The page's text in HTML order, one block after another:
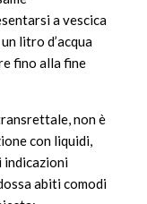
a vescica
litro d’acqua
fino alla fine
non è
con liquidi,
indicazioni
abiti comodi